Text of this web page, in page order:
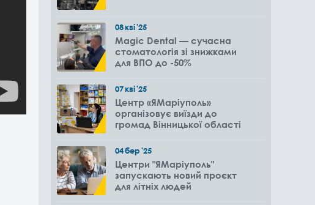
08кві'25
Magic Dental — сучасна
стоматологія зі знижками
для ВПО до -50%
07кві'25
Центр «ЯМаріуполь»
організовує виїзди до
громад Вінницької області
04бер'25
Центри "ЯМаріуполь"
запускають новий проєкт
для літніх людей